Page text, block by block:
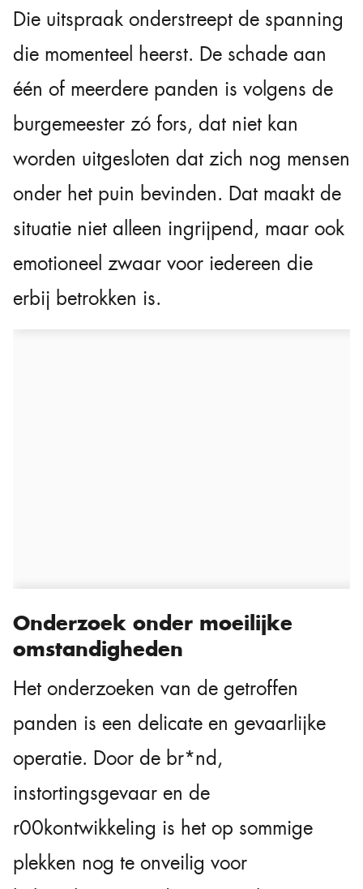
Die uitspraak onderstreept de spanning
die momenteel heerst. De schade aan
één of meerdere panden is volgens de
burgemeester zó fors, dat niet kan
worden uitgesloten dat zich nog mensen
onder het puin bevinden. Dat maakt de
situatie niet alleen ingrijpend, maar ook
emotioneel zwaar voor iedereen die
erbij betrokken is.
Onderzoek onder moeilijke
omstandigheden
Het onderzoeken van de getroffen
panden is een delicate en gevaarlijke
operatie. Door de br*nd,
instortingsgevaar en de
r00kontwikkeling is het op sommige
plekken nog te onveilig voor